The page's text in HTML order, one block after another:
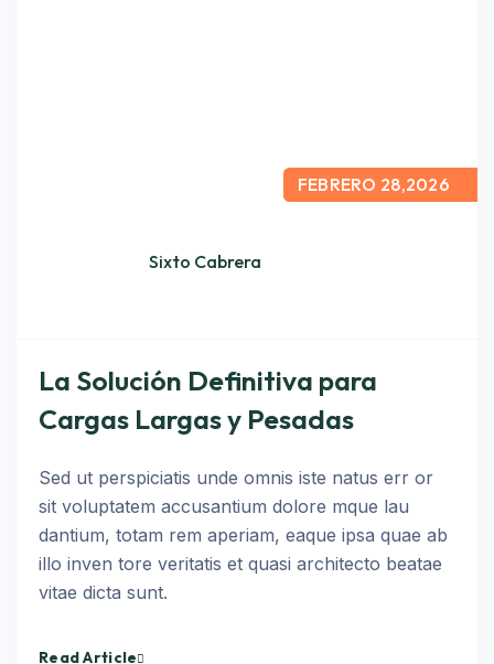
Sixto Cabrera
FEBRERO 28,2026
La Solución Definitiva para
Cargas Largas y Pesadas
Sed ut perspiciatis unde omnis iste natus err or
sit voluptatem accusantium dolore mque lau
dantium, totam rem aperiam, eaque ipsa quae ab
illo inven tore veritatis et quasi architecto beatae
vitae dicta sunt.
Read Article